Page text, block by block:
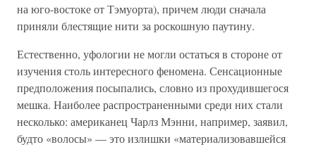
на юго-востоке от Тэмуорта), причем люди сначала
приняли блестящие нити за роскошную паутину.
Естественно, уфологии не могли остаться в стороне от
изучения столь интересного феномена. Сенсационные
предположения посыпались, словно из прохудившегося
мешка. Наиболее распространенными среди них стали
несколько: американец Чарлз Мэнни, например, заявил,
будто «волосы» — это излишки «материализовавшейся